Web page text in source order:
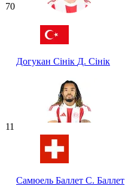
70
Догукан Сінік Д. Сінік
11
Самюель Баллет С. Баллет